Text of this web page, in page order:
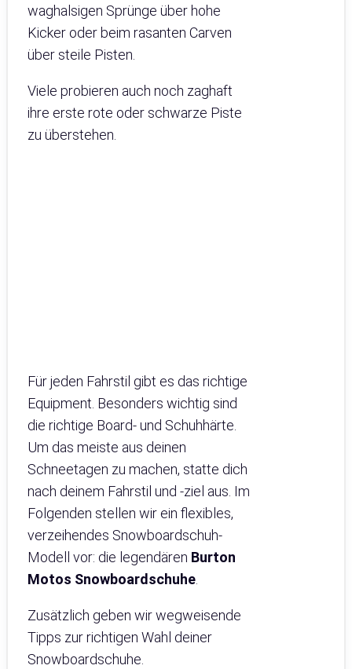
waghalsigen Sprünge über hohe
Kicker oder beim rasanten Carven
über steile Pisten.
Viele probieren auch noch zaghaft
ihre erste rote oder schwarze Piste
zu überstehen.
Für jeden Fahrstil gibt es das richtige
Equipment. Besonders wichtig sind
die richtige Board- und Schuhhärte.
Um das meiste aus deinen
Schneetagen zu machen, statte dich
nach deinem Fahrstil und -ziel aus. Im
Folgenden stellen wir ein flexibles,
verzeihendes Snowboardschuh-
Modell vor: die legendären Burton
Motos Snowboardschuhe.
Zusätzlich geben wir wegweisende
Tipps zur richtigen Wahl deiner
Snowboardschuhe.